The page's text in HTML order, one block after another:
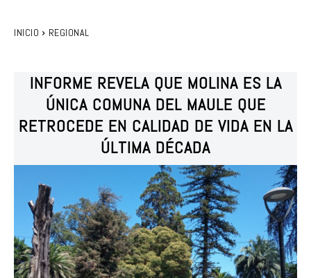
INICIO REGIONAL
INFORME REVELA QUE MOLINA ES LA
ÚNICA COMUNA DEL MAULE QUE
RETROCEDE EN CALIDAD DE VIDA EN LA
ÚLTIMA DÉCADA